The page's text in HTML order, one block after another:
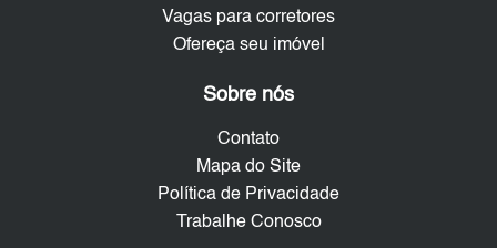
Vagas para corretores
Ofereça seu imóvel
Sobre nós
Contato
Mapa do Site
Política de Privacidade
Trabalhe Conosco